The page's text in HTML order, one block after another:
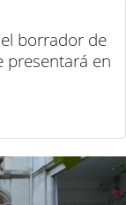
borrador de
presentará en